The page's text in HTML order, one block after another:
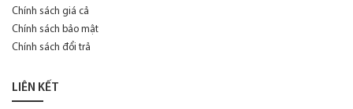
Chính sách giá cả
Chính sách bảo mật
Chính sách đổi trả
LIÊN KẾT